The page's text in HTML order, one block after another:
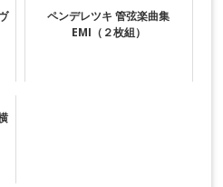
ペンデレツキ 管弦楽曲集
EMI（２枚組）